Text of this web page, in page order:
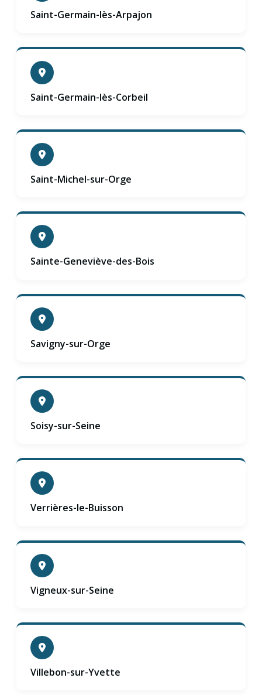
Saint-Germain-lès-Arpajon
Saint-Germain-lès-Corbeil
Saint-Michel-sur-Orge
Sainte-Geneviève-des-Bois
Savigny-sur-Orge
Soisy-sur-Seine
Verrières-le-Buisson
Vigneux-sur-Seine
Villebon-sur-Yvette